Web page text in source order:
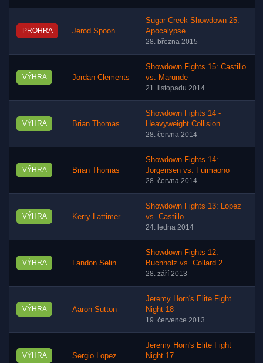
PROHRA Jerod Spoon
Sugar Creek Showdown 25:
Apocalypse
28. března 2015
VÝHRA Jordan Clements
Showdown Fights 15: Castillo
vs. Marunde
21. listopadu 2014
VÝHRA Brian Thomas
Showdown Fights 14 -
Heavyweight Collision
28. června 2014
VÝHRA Brian Thomas
Showdown Fights 14:
Jorgensen vs. Fuimaono
28. června 2014
VÝHRA Kerry Lattimer
Showdown Fights 13: Lopez
vs. Castillo
24. ledna 2014
VÝHRA Landon Selin
Showdown Fights 12:
Buchholz vs. Collard 2
28. září 2013
VÝHRA Aaron Sutton
Jeremy Horn's Elite Fight
Night 18
19. července 2013
VÝHRA Sergio Lopez
Jeremy Horn's Elite Fight
Night 17